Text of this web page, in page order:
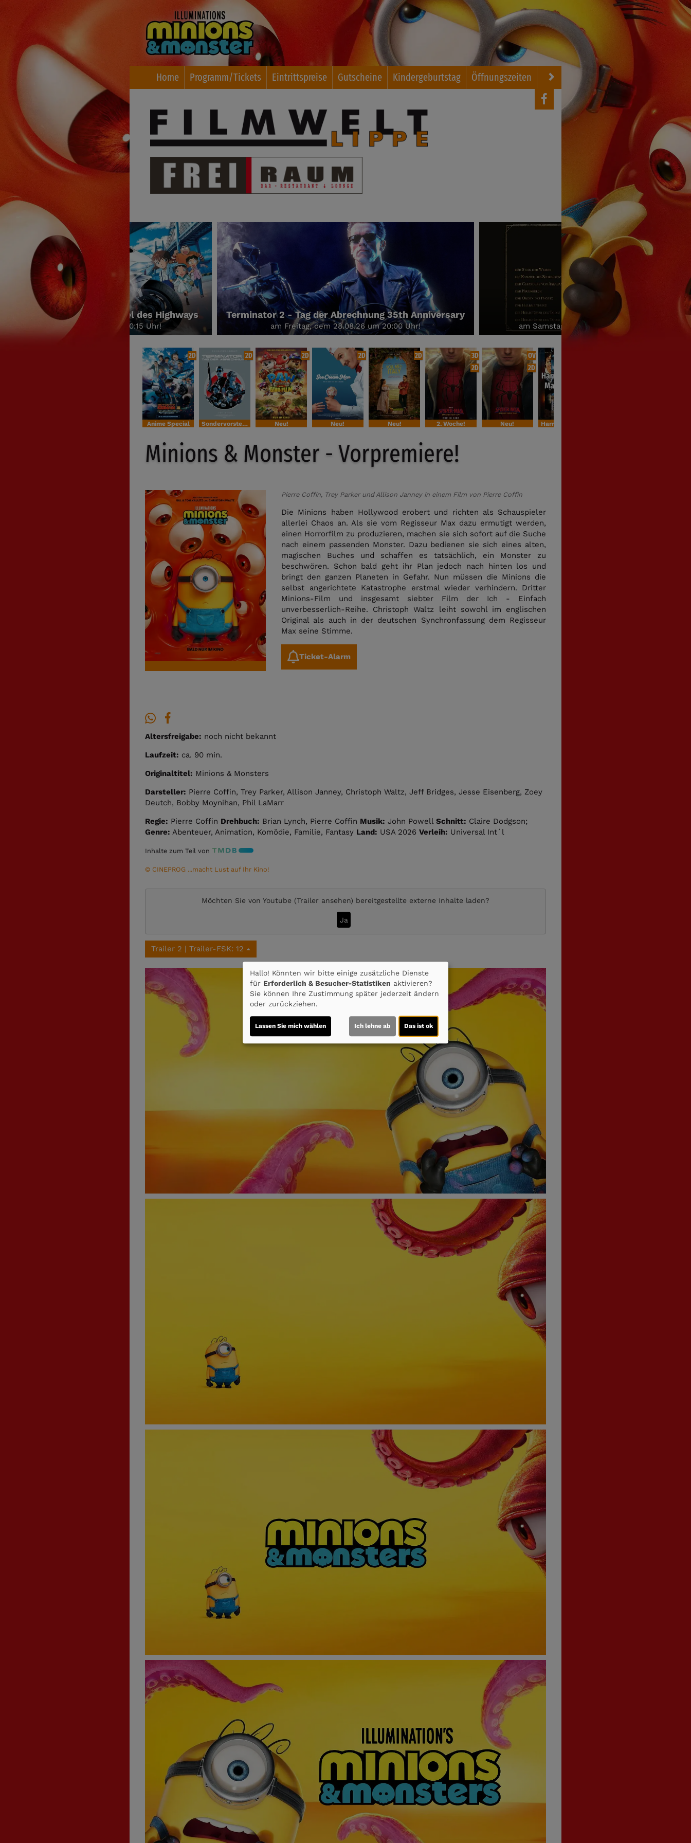
Home Programm/Tickets Eintrittspreise Gutscheine Kindergeburtstag Öffnungszeiten FSK Regelungen Kontakt
2 - Tag der Abrechnung 35th Anniversary
am Freitag, dem 28.08.26 um 20:00 Uhr! am Samstag den 29.08.- Start ist um 13:00 Uhr!
Andre Rieu´s 2026-Sommer
am Samstag, den 29.08. & Sonntag, den
2D
Anime Special
2D
Sondervorstellung
2D
Neu!
2D
Neu!
2D
Neu!
3D
2D
2. Woche!
OV
2D
Neu!
Minions & Monster - Vorpremiere!
Pierre Coffin, Trey Parker und Allison Janney in einem Film von Pierre Coffin
Die Minions haben Hollywood erobert und richten als Schauspieler
allerlei Chaos an. Als sie vom Regisseur Max dazu ermutigt werden,
einen Horrorfilm zu produzieren, machen sie sich sofort auf die Suche
nach einem passenden Monster. Dazu bedienen sie sich eines alten,
magischen Buches und schaffen es tatsächlich, ein Monster zu
beschwören. Schon bald geht ihr Plan jedoch nach hinten los und
bringt den ganzen Planeten in Gefahr. Nun müssen die Minions die
selbst angerichtete Katastrophe erstmal wieder verhindern. Dritter
Minions-Film und insgesamt siebter Film der Ich - Einfach
unverbesserlich-Reihe. Christoph Waltz leiht sowohl im englischen
Original als auch in der deutschen Synchronfassung dem Regisseur
Max seine Stimme.
Ticket-Alarm
Altersfreigabe: noch nicht bekannt
Laufzeit: ca. 90 min.
Originaltitel: Minions & Monsters
Darsteller: Pierre Coffin, Trey Parker, Allison Janney, Christoph Waltz, Jeff Bridges, Jesse Eisenberg, Zoey
Deutch, Bobby Moynihan, Phil LaMarr
Regie: Pierre Coffin Drehbuch: Brian Lynch, Pierre Coffin Musik: John Powell Schnitt: Claire Dodgson;
Genre: Abenteuer, Animation, Komödie, Familie, Fantasy Land: USA 2026 Verleih: Universal Int´l
Inhalte zum Teil von
© CINEPROG ...macht Lust auf Ihr Kino!
Möchten Sie von Youtube (Trailer ansehen) bereitgestellte externe Inhalte laden?
Ja
Trailer 2 | Trailer-FSK: 12
Hallo! Könnten wir bitte einige zusätzliche Dienste
für Erforderlich & Besucher-Statistiken aktivieren?
Sie können Ihre Zustimmung später jederzeit ändern
oder zurückziehen.
Lassen Sie mich wählen Ich lehne ab Das ist ok